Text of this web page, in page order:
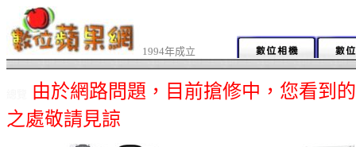
1994年成立
由於網路問題，目前搶修中，您看到
之處敬請見諒